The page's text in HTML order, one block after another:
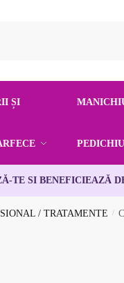
ȘI
TE SI BENEFICIEAZĂ
/ TRATAMENTE /